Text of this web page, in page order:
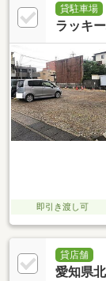
貸駐車場
ラッキ
即引き渡し可
貸店舗
愛知県